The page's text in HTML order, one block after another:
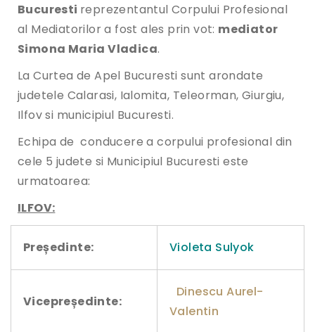
Bucuresti reprezentantul Corpului Profesional
al Mediatorilor a fost ales prin vot: mediator
Simona Maria Vladica.
La Curtea de Apel Bucuresti sunt arondate
judetele Calarasi, Ialomita, Teleorman, Giurgiu,
Ilfov si municipiul Bucuresti.
Echipa de conducere a corpului profesional din
cele 5 judete si Municipiul Bucuresti este
urmatoarea:
ILFOV:
Președinte: Violeta Sulyok
Vicepreședinte:
Dinescu Aurel-
Valentin